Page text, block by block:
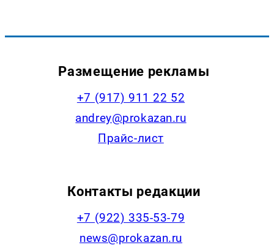
Размещение рекламы
+7 (917) 911 22 52
andrey@prokazan.ru
Прайс-лист
Контакты редакции
+7 (922) 335-53-79
news@prokazan.ru